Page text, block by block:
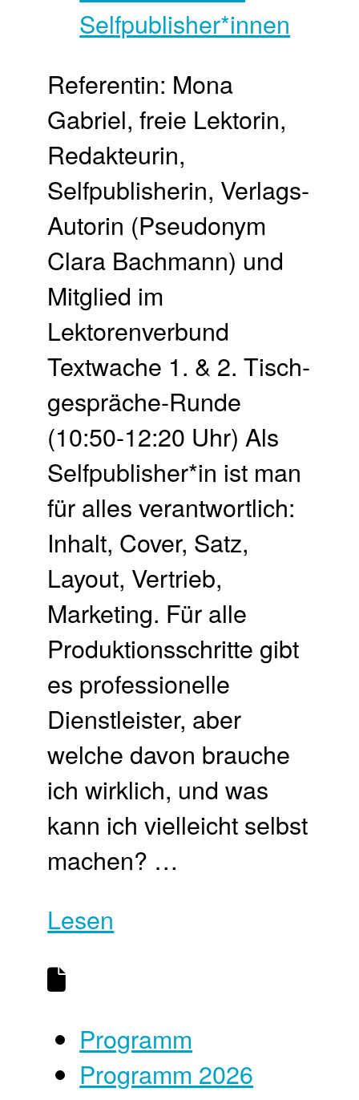
Referentin: Mona
Gabriel, freie Lektorin,
Redakteurin,
Selfpublisherin, Verlags-
Autorin (Pseudonym
Clara Bachmann) und
Mitglied im
Lektorenverbund
Textwache 1. & 2. Tisch­
gespräche-Runde
(10:50-12:20 Uhr) Als
Selfpublisher*in ist man
für alles verantwortlich:
Inhalt, Cover, Satz,
Layout, Vertrieb,
Marketing. Für alle
Produktionsschritte gibt
es professionelle
Dienstleister, aber
welche davon brauche
ich wirklich, und was
kann ich vielleicht selbst
machen? …
Lesen
Programm
Programm 2026